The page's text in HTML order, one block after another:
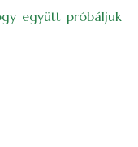
együtt próbáljuk